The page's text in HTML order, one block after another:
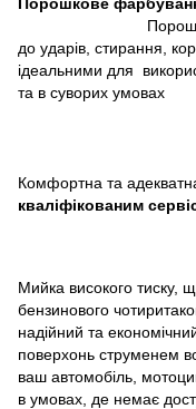
до ударів, стирання,
ідеальними для
та в суворих умовах
Комфортна та
кваліфікованим
Мийка високого тиску,
бензинового
надійний та
поверхонь струменем
ваш автомобіль,
в умовах, де немає